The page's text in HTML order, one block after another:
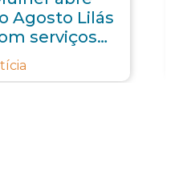
Agosto Lilás
serviços